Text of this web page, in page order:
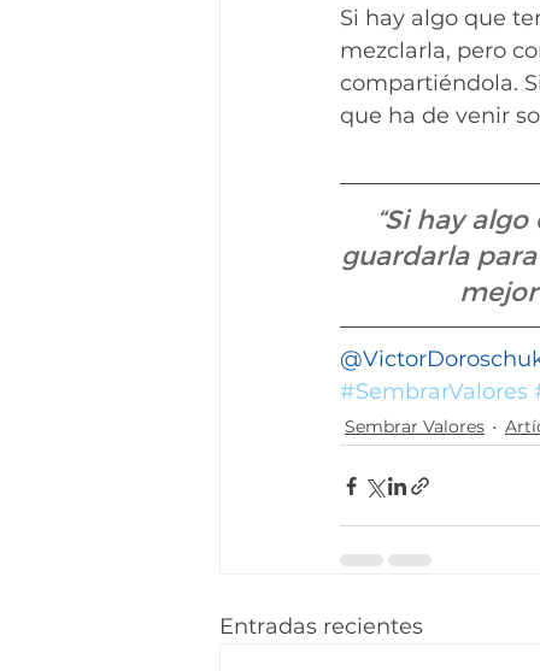
Si hay algo que
mezclarla, pero
compartiéndola.
que ha de venir
“Si hay
guardarla
#SembrarValores
Sembrar Valores
Entradas recientes